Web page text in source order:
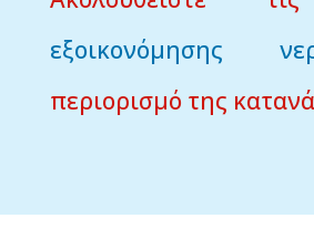
εξοικονόμησης
περιορισμό της